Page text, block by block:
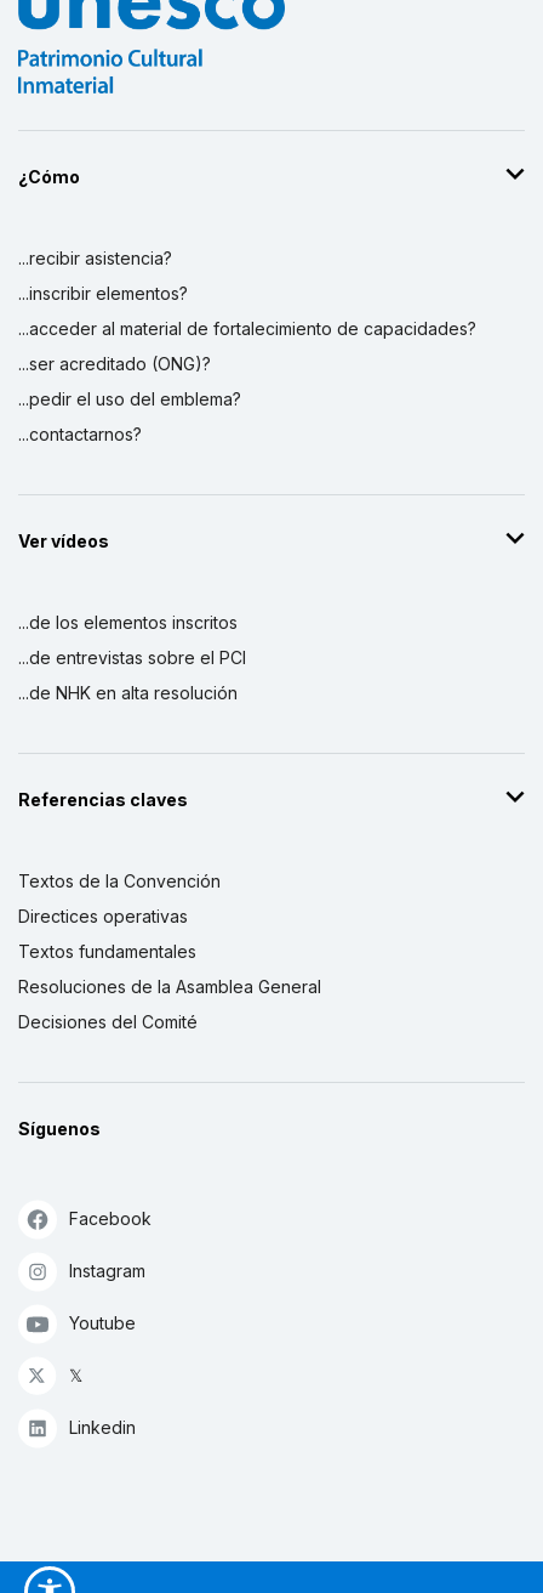
¿Cómo
...recibir asistencia?
...inscribir elementos?
...acceder al material de fortalecimiento de capacidades?
...ser acreditado (ONG)?
...pedir el uso del emblema?
...contactarnos?
Ver vídeos
...de los elementos inscritos
...de entrevistas sobre el PCI
...de NHK en alta resolución
Referencias claves
Textos de la Convención
Directices operativas
Textos fundamentales
Resoluciones de la Asamblea General
Decisiones del Comité
Síguenos
Facebook
Instagram
Youtube
𝕏
Linkedin